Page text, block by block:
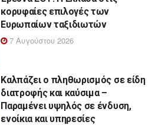
κορυφαίες επιλογές των
Ευρωπαίων ταξιδιωτών
7 Αυγούστου 2026
Καλπάζει ο πληθωρισμός σε είδη
διατροφής και καύσιμα –
Παραμένει υψηλός σε ένδυση,
ενοίκια και υπηρεσίες